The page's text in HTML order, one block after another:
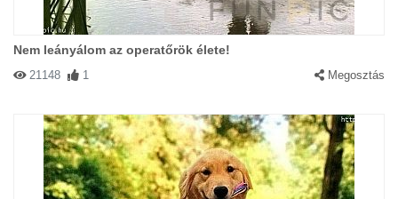
Nem leányálom az operatőrök élete!
21148 1 Megosztás